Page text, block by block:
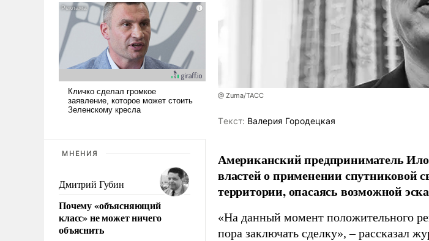
МНЕНИЯ
Дмитрий Губин
Почему «объясняющий
класс» не может ничего
объяснить
@ Zuma/ТАСС
Tекст: Валерия Городецкая
Американский предприниматель
властей о применении спутниковой
территории, опасаясь возможной
«На данный момент положительного
пора заключать сделку», – рассказал